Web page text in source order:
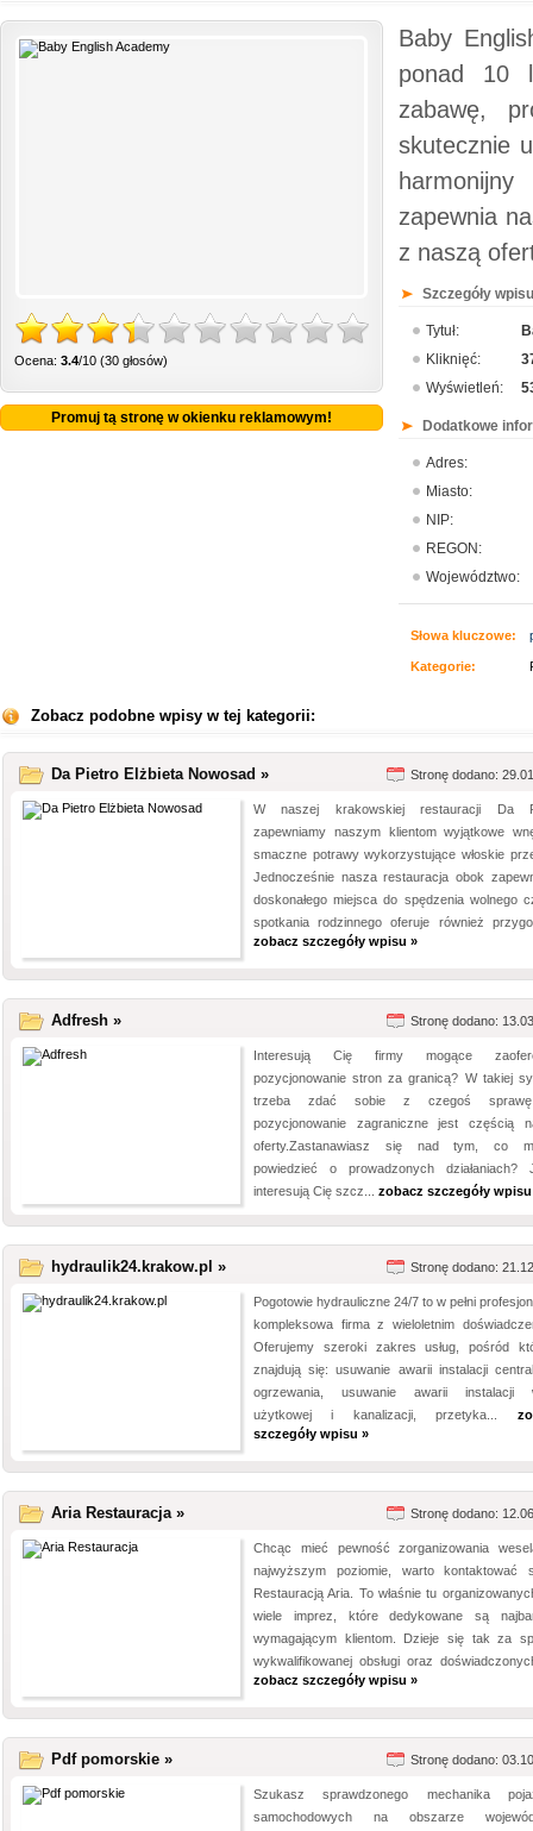
Ocena: 3.4/10 (30 głosów)
Promuj tą stronę w okienku reklamowym!
Baby
ponad 10
zabawę,
skutecznie
zapewnia
z naszą
Szczegóły
Tytuł:
Kliknięć:
Wyświetleń:
Dodatkowe
Adres:
Miasto:
NIP:
REGON:
Województwo:
Słowa kluczowe:
Kategorie:
Zobacz podobne wpisy w tej kategorii:
Da Pietro Elżbieta Nowosad » Stronę dodano:
W naszej krakowskiej restauracji Da
zapewniamy naszym klientom wyjątkowe
smaczne potrawy wykorzystujące włoskie
Jednocześnie nasza restauracja obok
doskonałego miejsca do spędzenia wolnego
spotkania rodzinnego oferuje również
zobacz szczegóły wpisu »
Adfresh » Stronę dodano:
Interesują Cię firmy mogące
pozycjonowanie stron za granicą? W takiej
trzeba zdać sobie z czegoś
pozycjonowanie zagraniczne jest częścią
oferty.Zastanawiasz się nad tym, co
powiedzieć o prowadzonych działaniach?
interesują Cię szcz... zobacz szczegóły wpisu
hydraulik24.krakow.pl » Stronę dodano:
Pogotowie hydrauliczne 24/7 to w pełni
kompleksowa firma z wieloletnim
Oferujemy szeroki zakres usług, pośród
znajdują się: usuwanie awarii instalacji
ogrzewania, usuwanie awarii instalacji
użytkowej i kanalizacji, przetyka...
szczegóły wpisu »
Aria Restauracja » Stronę dodano:
Chcąc mieć pewność zorganizowania
najwyższym poziomie, warto kontaktować
Restauracją Aria. To właśnie tu
wiele imprez, które dedykowane są
wymagającym klientom. Dzieje się tak za
wykwalifikowanej obsługi oraz
zobacz szczegóły wpisu »
Pdf pomorskie » Stronę dodano:
Szukasz sprawdzonego mechanika
samochodowych na obszarze